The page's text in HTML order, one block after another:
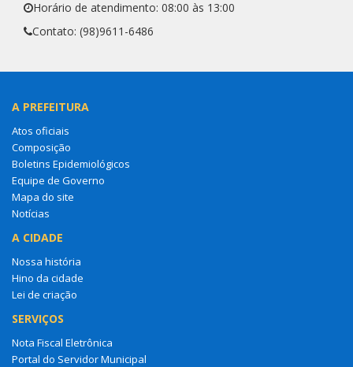
Horário de atendimento: 08:00 às 13:00
Contato: (98)9611-6486
A PREFEITURA
Atos oficiais
Composição
Boletins Epidemiológicos
Equipe de Governo
Mapa do site
Notícias
A CIDADE
Nossa história
Hino da cidade
Lei de criação
SERVIÇOS
Nota Fiscal Eletrônica
Portal do Servidor Municipal